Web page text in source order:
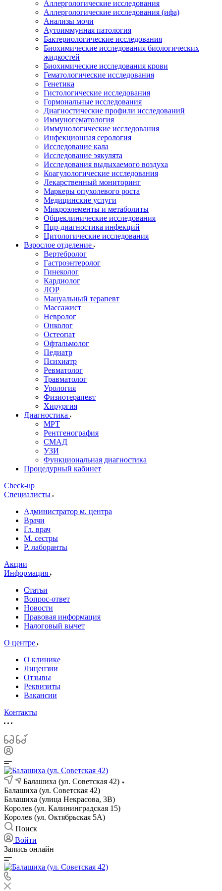
Аллергологические исследования
Аллергологические исследования (ифа)
Анализы мочи
Аутоиммунная патология
Бактериологические исследования
Биохимические исследования биологических
жидкостей
Биохимические исследования крови
Гематологические исследования
Генетика
Гистологические исследования
Гормональные исследования
Диагностические профили исследований
Иммуногематология
Иммунологические исследования
Инфекционная серология
Исследование кала
Исследование эякулята
Исследования выдыхаемого воздуха
Коагулологические исследования
Лекарственный мониторинг
Маркеры опухолевого роста
Медицинские услуги
Микроэлементы и метаболиты
Общеклинические исследования
Пцр-диагностика инфекций
Цитологические исследования
Взрослое отделение
Вертебролог
Гастроэнтеролог
Гинеколог
Кардиолог
ЛОР
Мануальный терапевт
Массажист
Невролог
Онколог
Остеопат
Офтальмолог
Педиатр
Психиатр
Ревматолог
Травматолог
Урология
Физиотерапевт
Хирургия
Диагностика
МРТ
Рентгенография
СМАД
УЗИ
Функциональная диагностика
Процедурный кабинет
Cheсk-up
Специалисты
Администратор м. центра
Врачи
Гл. врач
М. сестры
Р. лаборанты
Акции
Информация
Статьи
Вопрос-ответ
Новости
Правовая информация
Налоговый вычет
О центре
О клинике
Лицензии
Отзывы
Реквизиты
Вакансии
Контакты
Балашиха (ул. Советская 42)
Балашиха (ул. Советская 42)
Балашиха (улица Некрасова, 3В)
Королев (ул. Калининградская 15)
Королев (ул. Октябрьская 5А)
Поиск
Войти
Запись онлайн